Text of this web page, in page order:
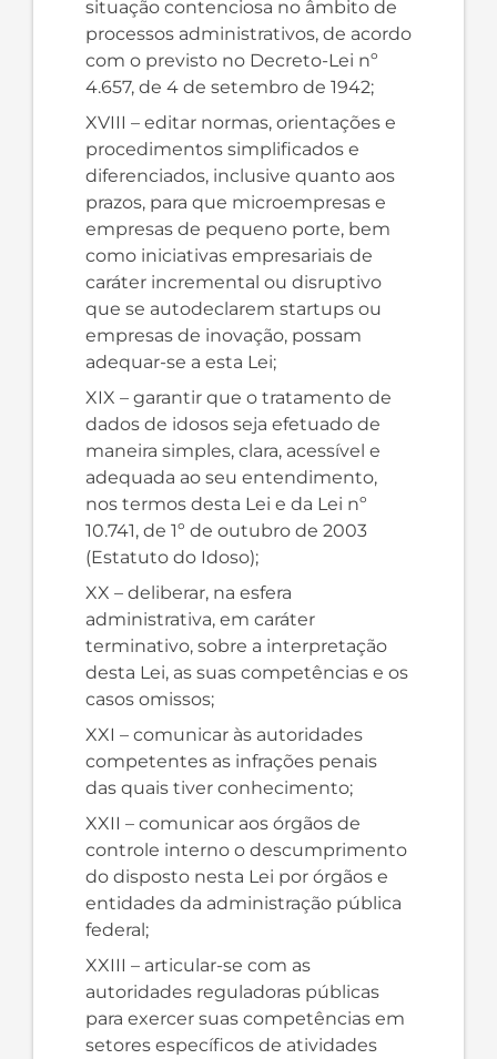
situação contenciosa no âmbito de
processos administrativos, de acordo
com o previsto no Decreto-Lei nº
4.657, de 4 de setembro de 1942;
XVIII – editar normas, orientações e
procedimentos simplificados e
diferenciados, inclusive quanto aos
prazos, para que microempresas e
empresas de pequeno porte, bem
como iniciativas empresariais de
caráter incremental ou disruptivo
que se autodeclarem startups ou
empresas de inovação, possam
adequar-se a esta Lei;
XIX – garantir que o tratamento de
dados de idosos seja efetuado de
maneira simples, clara, acessível e
adequada ao seu entendimento,
nos termos desta Lei e da Lei nº
10.741, de 1º de outubro de 2003
(Estatuto do Idoso);
XX – deliberar, na esfera
administrativa, em caráter
terminativo, sobre a interpretação
desta Lei, as suas competências e os
casos omissos;
XXI – comunicar às autoridades
competentes as infrações penais
das quais tiver conhecimento;
XXII – comunicar aos órgãos de
controle interno o descumprimento
do disposto nesta Lei por órgãos e
entidades da administração pública
federal;
XXIII – articular-se com as
autoridades reguladoras públicas
para exercer suas competências em
setores específicos de atividades